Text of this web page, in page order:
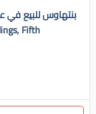
بنتهاوس للبيع
Fifth